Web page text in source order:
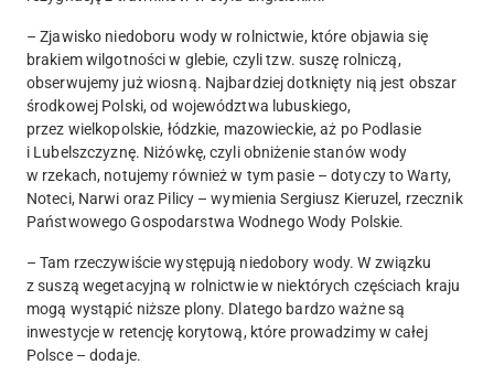
– Zjawisko niedoboru wody w rolnictwie, które objawia się
brakiem wilgotności w glebie, czyli tzw. suszę rolniczą,
obserwujemy już wiosną. Najbardziej dotknięty nią jest obszar
środkowej Polski, od województwa lubuskiego,
przez wielkopolskie, łódzkie, mazowieckie, aż po Podlasie
i Lubelszczyznę. Niżówkę, czyli obniżenie stanów wody
w rzekach, notujemy również w tym pasie – dotyczy to Warty,
Noteci, Narwi oraz Pilicy – wymienia Sergiusz Kieruzel, rzecznik
Państwowego Gospodarstwa Wodnego Wody Polskie.
– Tam rzeczywiście występują niedobory wody. W związku
z suszą wegetacyjną w rolnictwie w niektórych częściach kraju
mogą wystąpić niższe plony. Dlatego bardzo ważne są
inwestycje w retencję korytową, które prowadzimy w całej
Polsce – dodaje.